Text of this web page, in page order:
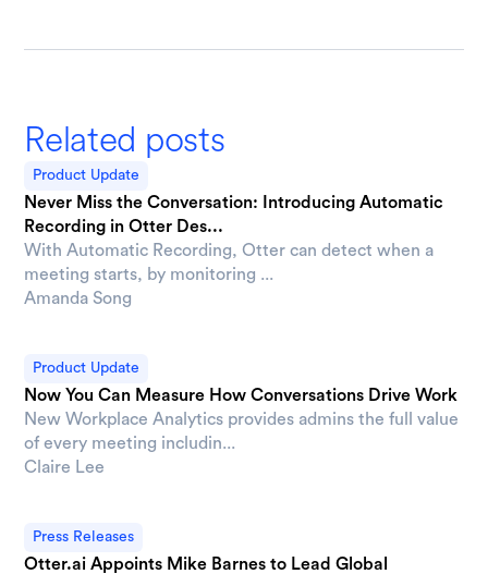
Related posts
Product Update
Never Miss the Conversation: Introducing Automatic
Recording in Otter Des...
With Automatic Recording, Otter can detect when a
meeting starts, by monitoring ...
Amanda Song
Product Update
Now You Can Measure How Conversations Drive Work
New Workplace Analytics provides admins the full value
of every meeting includin...
Claire Lee
Press Releases
Otter.ai Appoints Mike Barnes to Lead Global